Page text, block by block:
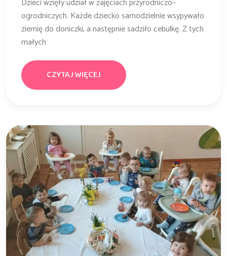
ogrodniczych. Każde dziecko samodzielnie wsypywało
ziemię do doniczki, a następnie sadziło cebulkę. Z tych
małych
CZYTAJ WIĘCEJ